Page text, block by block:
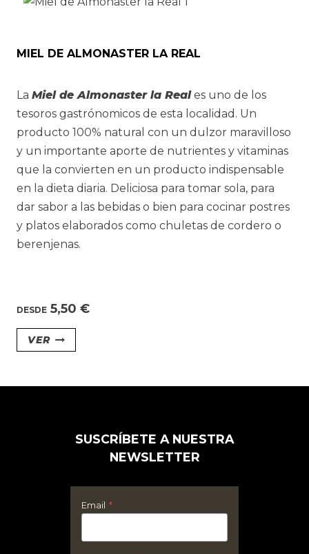
Las
en
la
página
de
producto
MIEL DE ALMONASTER LA REAL
La Miel de Almonaster la Reales uno de los
tesoros gastrónomicos de esta localidad. Un
producto 100% natural con un dulzor maravilloso
y un importante aporte de nutrientes y vitaminas
que la convierten en un producto indispensable
en la dieta diaria. Deliciosa para tomar sola, para
dar sabor a las bebidas o bien para cocinar postres
y platos elaborados como chuletas de cordero o
berenjenas.
DESDE 5,50 €
VER
producto
pueden
elegir
la
SUSCRÍBETE A NUESTRA
NEWSLETTER
Email *